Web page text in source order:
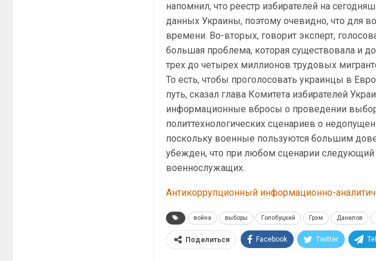
напомнил, что реестр избирателей на
данных Украины, поэтому очевидно, что для
времени. Во-вторых, говорит эксперт,
большая проблема, которая существовала и
трех до четырех миллионов трудовых
То есть, чтобы проголосовать украинцы в
путь, сказал глава Комитета избирателей
информационные вбросы о проведении
политтехнологических сценариев о
поскольку военные пользуются большим
убежден, что при любом сценарии следующий
военнослужащих.
Антикоррупционный информационно-
война выборы Голобуцкий Грэм Данилов
Поделиться Facebook Twitter